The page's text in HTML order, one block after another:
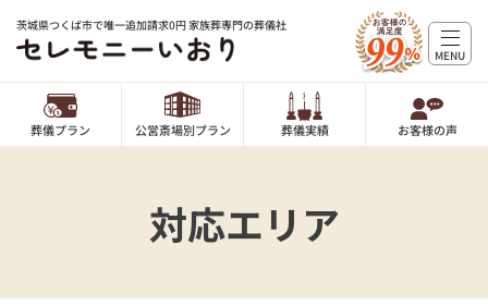
茨城県つくば市で唯一追加請求0円 家族葬専門の葬儀社
葬儀プラン 公営斎場別プラン 葬儀実績 お客様の声
MENU
対応エリア